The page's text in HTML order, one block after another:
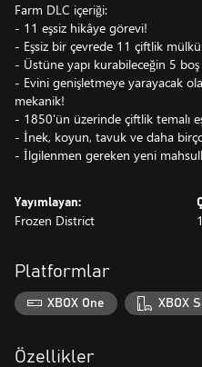
Farm DLC içeriği:
- 11 eşsiz hikâye görevi!
- Eşsiz bir çevrede 11 çiftlik
- Üstüne yapı kurabileceğin 5 boş
- Evini genişletmeye yarayacak
mekanik!
- 1850'ün üzerinde çiftlik temalı
- İnek, koyun, tavuk ve daha
- İlgilenmen gereken yeni
Yayımlayan:
Frozen District
Platformlar
XBOX One XBOX
Özellikler